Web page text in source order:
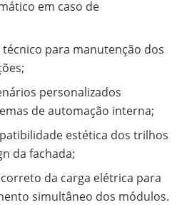
em caso de
técnico para manutenção dos
personalizados
de automação interna;
estética dos trilhos
da fachada;
da carga elétrica para
simultâneo dos módulos.